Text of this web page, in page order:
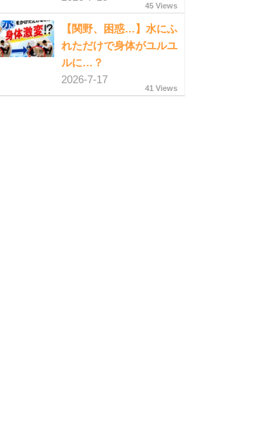
45 Views
【関野、困惑…】水にふ
れただけで身体がユルユ
ルに…？
2026-7-17
41 Views